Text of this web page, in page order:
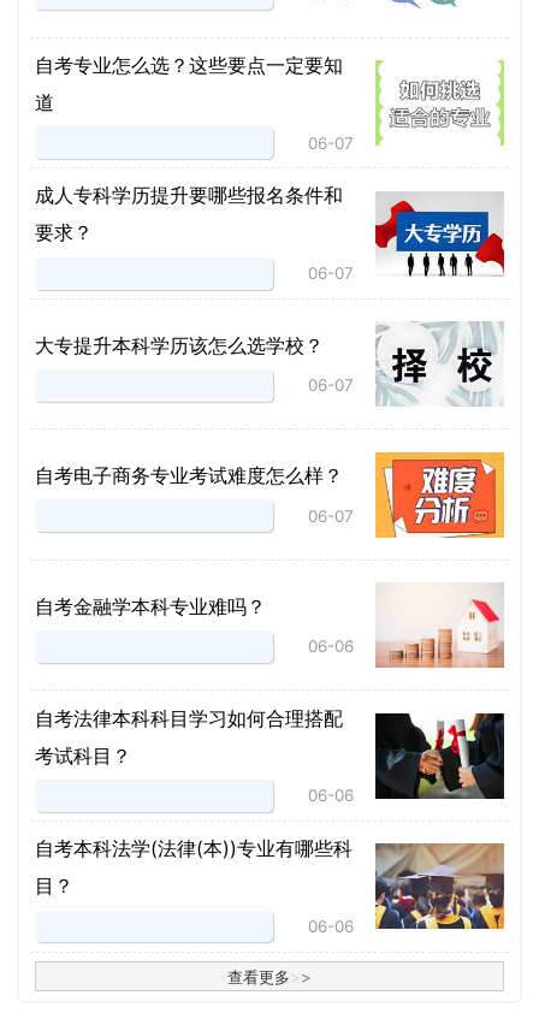
自考专业怎么选？这些要点一定要知
道
06-07
成人专科学历提升要哪些报名条件和
要求？
06-07
大专提升本科学历该怎么选学校？
06-07
自考电子商务专业考试难度怎么样？
06-07
自考金融学本科专业难吗？
06-06
自考法律本科科目学习如何合理搭配
考试科目？
06-06
​自考本科法学(法律(本))专业有哪些科
目？
06-06
查看更多>>